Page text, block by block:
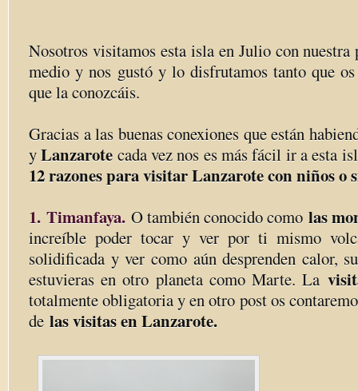
Nosotros visitamos esta isla en Julio con nuestra
medio y nos gustó y lo disfrutamos tanto que
que la conozcáis.
Gracias a las buenas conexiones que están
yLanzarote cada vez nos es más fácil ir a esta
12 razones para visitar Lanzarote con niños o
1. Timanfaya. O también conocido como las
increíble poder tocar y ver por ti mismo
solidificada y ver como aún desprenden calor,
estuvieras en otro planeta como Marte. La
totalmente obligatoria y en otro post os
de las visitas en Lanzarote.